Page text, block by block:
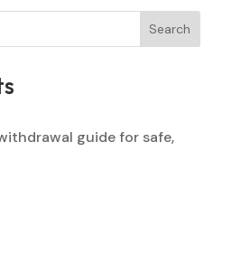
Search
guide for safe,